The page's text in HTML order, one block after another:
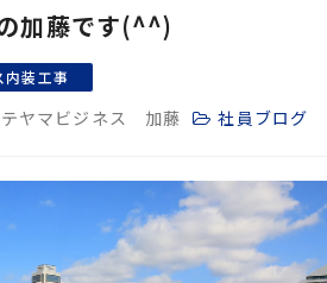
加藤です(^^)
内装工事
テヤマビジネス 加藤 社員ブログ